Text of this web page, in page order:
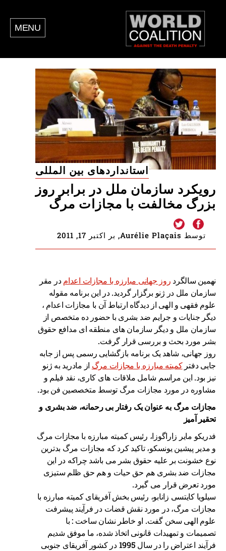
MENU
رویکرد سازمان ملل در برابر روز
بزرگ مخالفت با مجازات مرگ
استانداردهای بین المللی
توسط Aurélie Plaçais, بر اکتبر 17, 2011
نهمین سالگرد روز جهانی مبارزه با مجازات اعدامدر مقر
سازمان ملل در ژنو برگزار گردید. در این برنامه مقوله
علوم فقهی و الهی از دیدگاه ارتباط آن با مجازات اعدام ،
دیگر جنایات و جرایم ضد بشری با حضور ده متخصص از
سازمان ملل و دیگر سازمان های منطقه ای مدافع حقوق
بشر مورد بحث و بررسی قرار گرفت.
روز جهانی، شاهد یک برنامه بازگشایی رسمی پس از جابه
جایی دفترکمیته مبارزه با مجازات مرگ از مادرید به ژنو
نیز بود. این مراسم شامل ملاقات های کاری، نقد فیلم و
مشاوره در مورد مجازات مرگ توسط متخصصین فن بود.
مجازات مرگ به عنوان یک رفتار بی رحمانه، ضد بشری و
تحقیر آمیز
فدریکو مایر زاراگوزا، رئیس کمیته مبارزه با مجازات مرگ
و مدیر پیشین یونسکو، تاکید کرد که مجازات مرگ بدترین
نوع خشونت بر علیه حقوق بشر می باشد چراکه در این
مجازات ضد بشری هم حق حیات و هم حق ظلم ستیزی
مورد تعرض قرار می گیرد.
سیلویا کایتسی زانابو، رئیس بخش آفریقای کمیته مبارزه با
مجازات مرگ، در مورد نقش قضات در فرآیند پیشرفت
علوم الهی سخن گفت. او خاطر نشان ساخت : با
تصمیمات و تمهیدات قانونی اتخاذ شده، ما موفق شدیم
فرآیند اعتراض را در سال 1995 در کشور آفریقای جنوبی